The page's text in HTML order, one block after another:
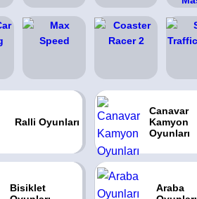
Ralli Oyunları
Canavar
Kamyon
Oyunları
Bisiklet
Araba